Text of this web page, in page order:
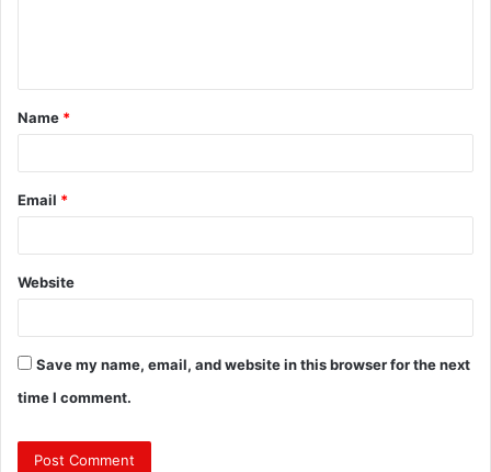
t
*
Name *
Email *
Website
Save my name, email, and website in this browser for the next
time I comment.